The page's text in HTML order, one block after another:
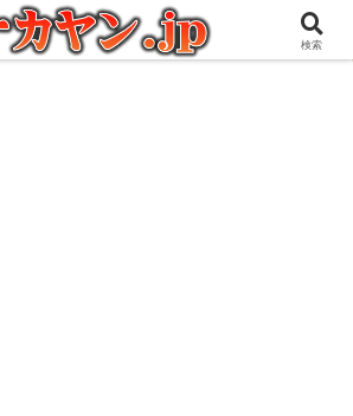
ット好きな管理人の愉快な日々を綴るブログ
検索